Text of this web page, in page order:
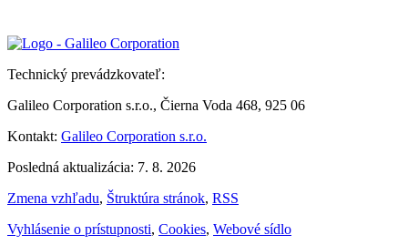
Technický prevádzkovateľ:
Galileo Corporation s.r.o., Čierna Voda 468, 925 06
Kontakt: Galileo Corporation s.r.o.
Posledná aktualizácia: 7. 8. 2026
Zmena vzhľadu, Štruktúra stránok, RSS
Vyhlásenie o prístupnosti, Cookies, Webové sídlo